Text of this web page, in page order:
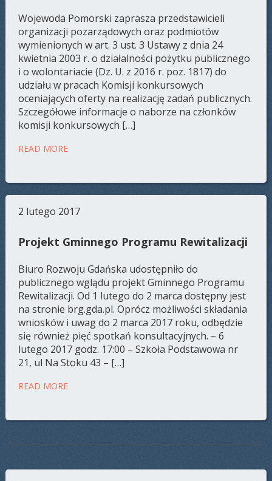
Wojewoda Pomorski zaprasza przedstawicieli
organizacji pozarządowych oraz podmiotów
wymienionych w art. 3 ust. 3 Ustawy z dnia 24
kwietnia 2003 r. o działalności pożytku publicznego
i o wolontariacie (Dz. U. z 2016 r. poz. 1817) do
udziału w pracach Komisji konkursowych
oceniających oferty na realizację zadań publicznych.
Szczegółowe informacje o naborze na członków
komisji konkursowych […]
READ MORE
2 lutego 2017
Projekt Gminnego Programu Rewitalizacji
Biuro Rozwoju Gdańska udostępniło do
publicznego wglądu projekt Gminnego Programu
Rewitalizacji. Od 1 lutego do 2 marca dostępny jest
na stronie brg.gda.pl. Oprócz możliwości składania
wniosków i uwag do 2 marca 2017 roku, odbędzie
się również pięć spotkań konsultacyjnych. – 6
lutego 2017 godz. 17:00 – Szkoła Podstawowa nr
21, ul Na Stoku 43 – […]
READ MORE